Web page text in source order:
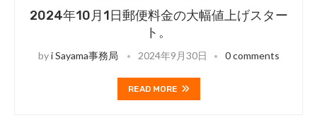
2024年10月1日郵便料金の大幅値上げスター
ト。
byi Sayama事務局 2024年9月30日 0 comments
READ MORE